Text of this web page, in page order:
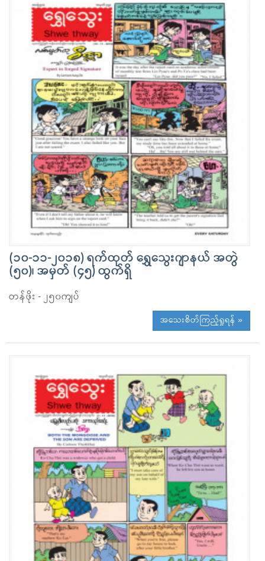
(၁၀-၁၁-၂၀၁၈) ရက်ထုတ် ရွှေသွေးဂျာနယ် အတွဲ
(၅၀)၊ အမှတ် (၄၅) ထွက်ရှိ
တန်ဖိုး - ၂၅၀ကျပ်
အသေးစိတ်ကြည့်ရှုရန် »